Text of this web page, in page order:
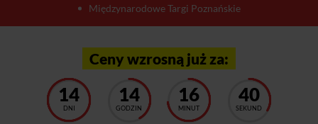
Międzynarodowe Targi Poznańskie
Ceny wzrosną już za:
14
DNI
14
GODZIN
16
MINUT
37
SEKUND